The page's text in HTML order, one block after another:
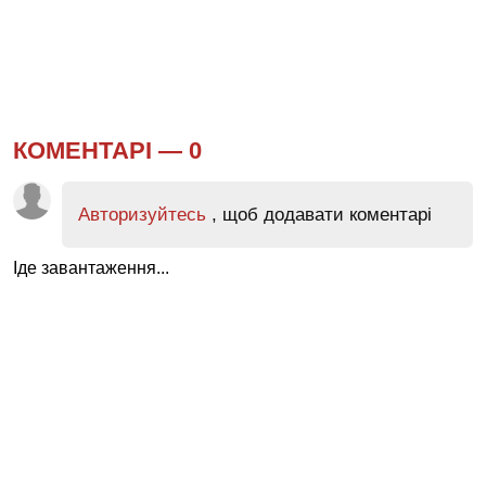
КОМЕНТАРІ — 0
Авторизуйтесь , щоб додавати коментарі
Іде завантаження...